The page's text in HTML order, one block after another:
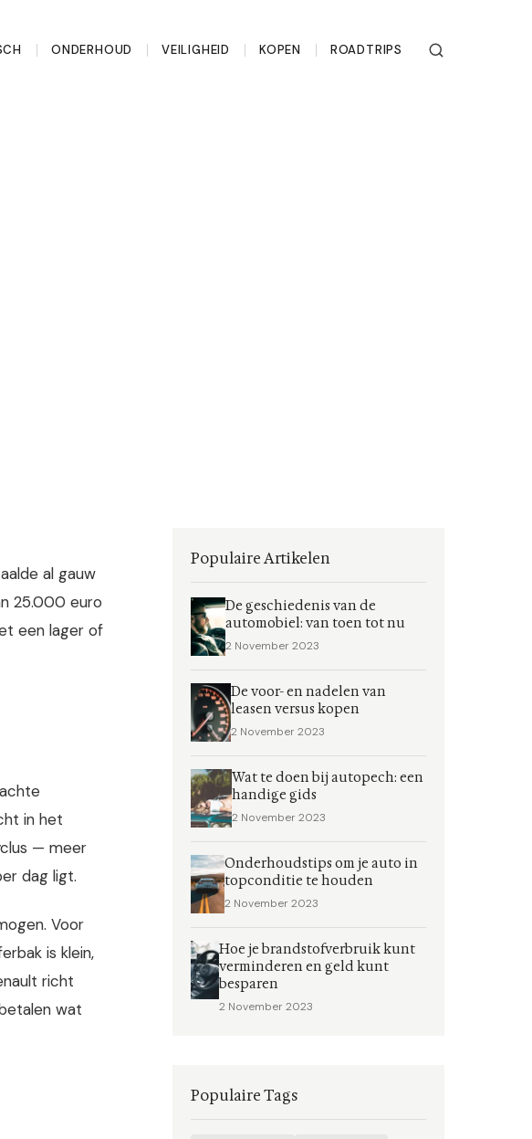
ONDERHOUD VEILIGHEID KOPEN ROADTRIPS
al gauw
25.000 euro
een lager of
in het
— meer
dag ligt.
Voor
is klein,
richt
wat
Populaire Artikelen
De geschiedenis van de
automobiel: van toen tot nu
2 November 2023
De voor- en nadelen van
leasen versus kopen
2 November 2023
Wat te doen bij autopech: een
handige gids
2 November 2023
Onderhoudstips om je auto in
topconditie te houden
2 November 2023
Hoe je brandstofverbruik kunt
verminderen en geld kunt
besparen
2 November 2023
Populaire Tags